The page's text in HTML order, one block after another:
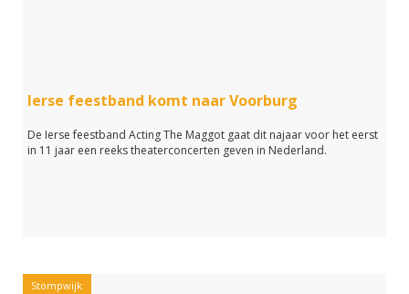
Ierse feestband komt naar Voorburg
De Ierse feestband Acting The Maggot gaat dit najaar voor het eerst
in 11 jaar een reeks theaterconcerten geven in Nederland.
Stompwijk